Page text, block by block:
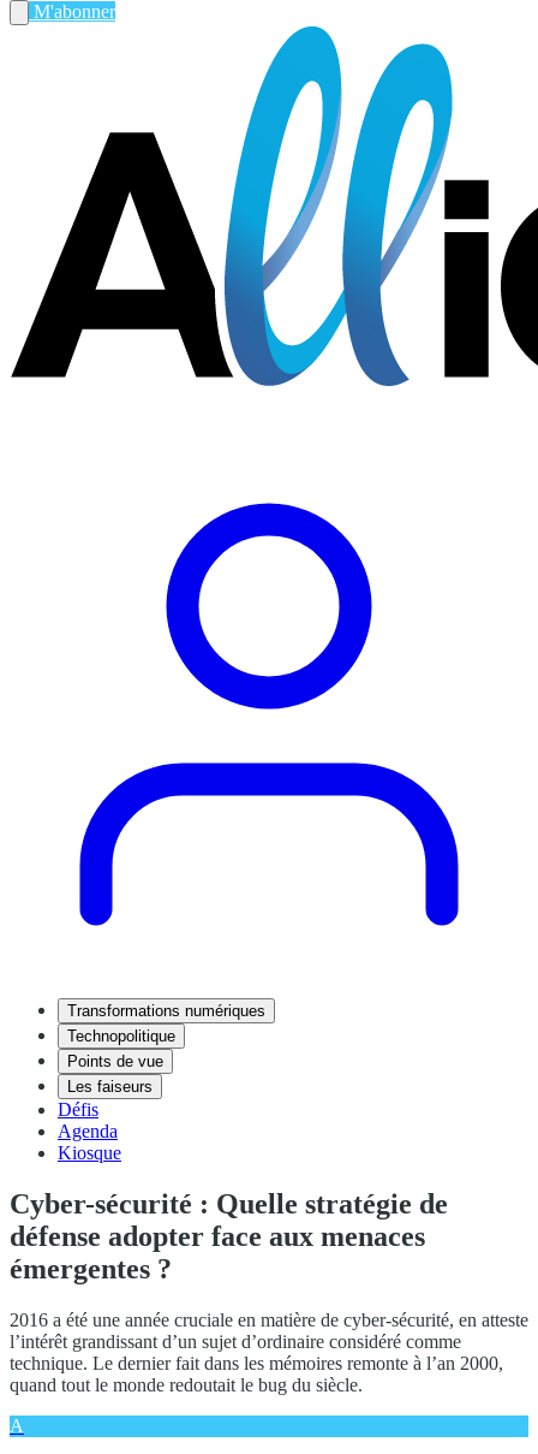
M'abonner
Transformations numériques
Technopolitique
Points de vue
Les faiseurs
Défis
Agenda
Kiosque
Cyber-sécurité : Quelle stratégie de
défense adopter face aux menaces
émergentes ?
2016 a été une année cruciale en matière de cyber-sécurité, en atteste
l’intérêt grandissant d’un sujet d’ordinaire considéré comme
technique. Le dernier fait dans les mémoires remonte à l’an 2000,
quand tout le monde redoutait le bug du siècle.
A